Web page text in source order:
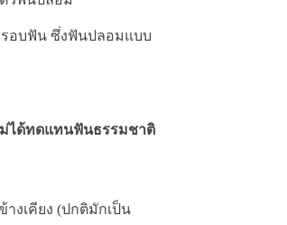
อบฟัน ซึ่งฟันปลอมแบบ
ได้ทดแทนฟันธรรมชาติ
งเคียง (ปกติมักเป็น